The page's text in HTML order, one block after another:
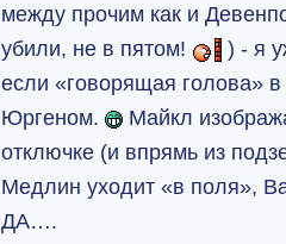
между прочим как и
убили, не в пятом!
) - я
если «говорящая голова» в
Юргеном.
Майкл
отключке (и впрямь из
Медлин уходит «в поля»,
ДА….